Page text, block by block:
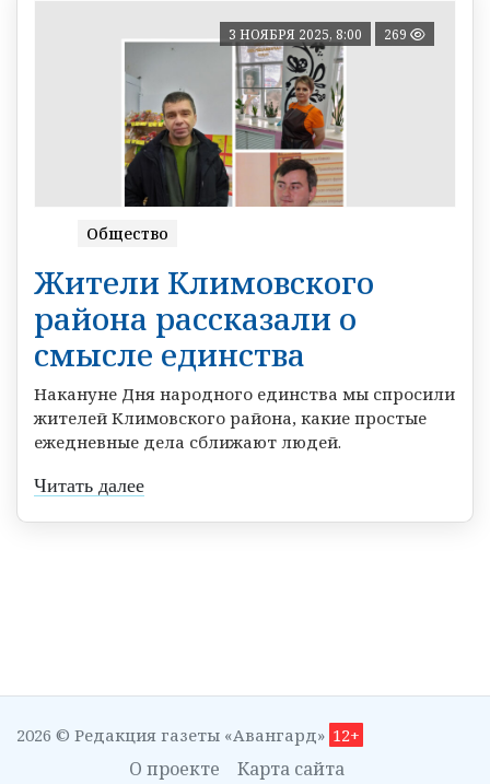
3 НОЯБРЯ 2025, 8:00 269
Общество
Жители Климовского
района рассказали о
смысле единства
Накануне Дня народного единства мы спросили
жителей Климовского района, какие простые
ежедневные дела сближают людей.
Читать далее
2026 © Редакция газеты «Авангард» 12+
О проекте Карта сайта